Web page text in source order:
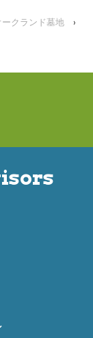
クランド墓地 ›